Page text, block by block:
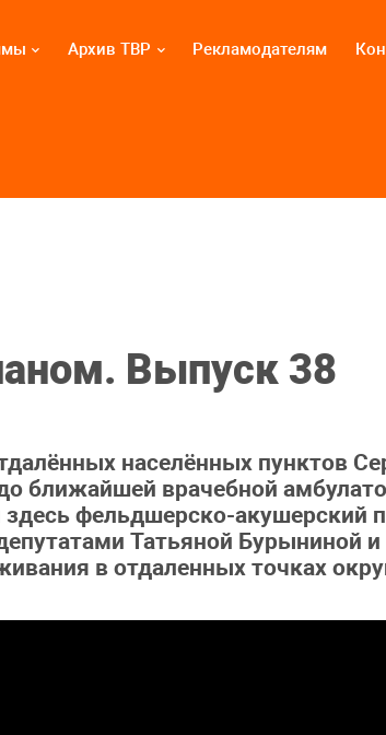
Архив ТВР Рекламодателям
Выпуск 38
населённых пунктов
ближайшей врачебной
фельдшерско-акушерский
Татьяной Бурыниной
в отдаленных точках